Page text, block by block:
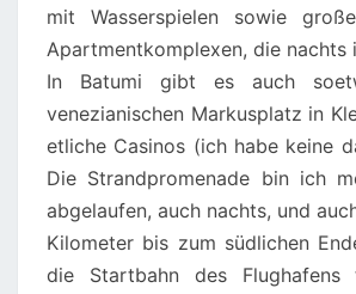
mit Wasserspielen sowie
Apartmentkomplexen, die nachts
In Batumi gibt es auch
venezianischen Markusplatz in
etliche Casinos (ich habe keine
Die Strandpromenade bin ich
abgelaufen, auch nachts, und
Kilometer bis zum südlichen
die Startbahn des